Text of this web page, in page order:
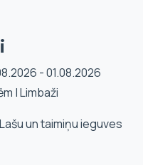
- 01.08.2026
| Limbaži
un taimiņu ieguves